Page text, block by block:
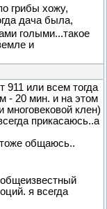
грибы хожу,
дача была,
голыми...такое
и
911 или всем тогда
- 20 мин. и на этом
клен)
прикасаюсь..а
общаюсь..
я всегда